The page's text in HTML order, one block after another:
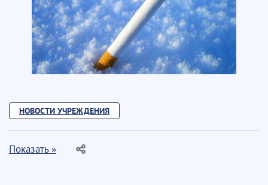
НОВОСТИ УЧРЕЖДЕНИЯ
Показать »